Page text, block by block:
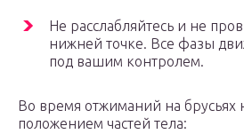
Не расслабляйтесь и не
нижней точке. Все фазы
под вашим контролем.
Во время отжиманий на брусьях
положением частей тела: